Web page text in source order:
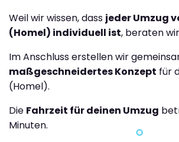
Weil wir wissen, dass jeder Umzug
(Homel) individuell ist, beraten
Im Anschluss erstellen wir
maßgeschneidertes Konzept für
(Homel).
Die Fahrzeit für deinen Umzug
Minuten.